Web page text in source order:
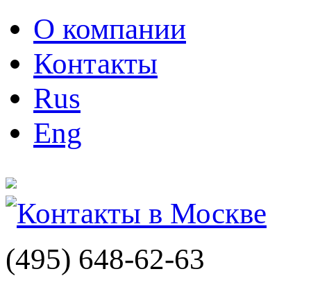
О компании
Контакты
Rus
Eng
Контакты в Москве
(495) 648-62-63